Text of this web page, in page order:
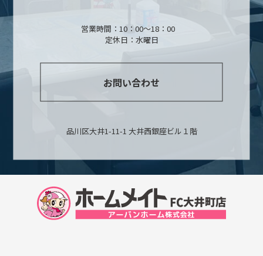
営業時間：10：00～18：00
定休日：水曜日
お問い合わせ
品川区大井1-11-1 大井西銀座ビル１階